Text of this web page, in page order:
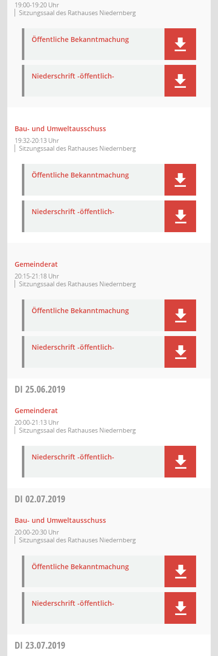
19:00-19:20 Uhr
Sitzungssaal des Rathauses Niedernberg
Öffentliche Bekanntmachung
Niederschrift -öffentlich-
Bau- und Umweltausschuss
19:32-20:13 Uhr
Sitzungssaal des Rathauses Niedernberg
Öffentliche Bekanntmachung
Niederschrift -öffentlich-
Gemeinderat
20:15-21:18 Uhr
Sitzungssaal des Rathauses Niedernberg
Öffentliche Bekanntmachung
Niederschrift -öffentlich-
DI 25.06.2019
Gemeinderat
20:00-21:13 Uhr
Sitzungssaal des Rathauses Niedernberg
Niederschrift -öffentlich-
DI 02.07.2019
Bau- und Umweltausschuss
20:00-20:30 Uhr
Sitzungssaal des Rathauses Niedernberg
Öffentliche Bekanntmachung
Niederschrift -öffentlich-
DI 23.07.2019